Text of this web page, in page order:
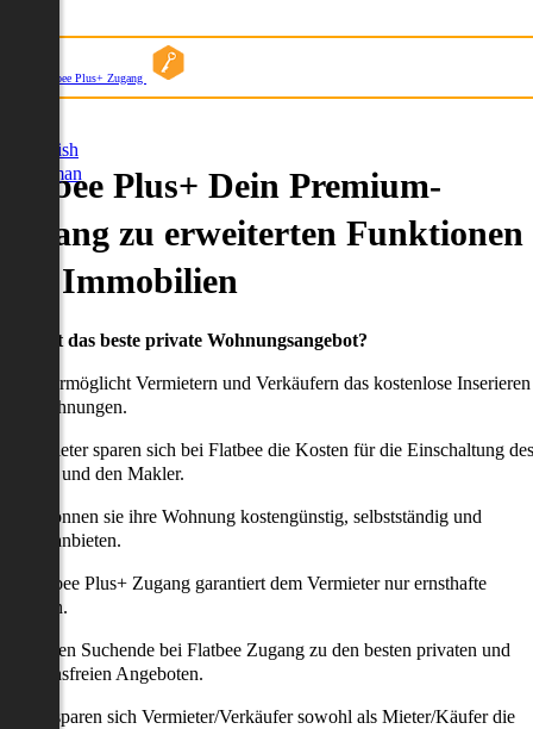
Flatbee Plus+ Zugang
English
German
Plus+ Dein Premium-
zu erweiterten Funktionen
Immobilien
willst das beste private Wohnungsangebot?
ermöglicht Vermietern und Verkäufern das kostenlose Inserieren
Wohnungen.
Anbieter sparen sich bei Flatbee die Kosten für die Einschaltung des
und den Makler.
können sie ihre Wohnung kostengünstig, selbstständig und
anbieten.
Flatbee Plus+ Zugang garantiert dem Vermieter nur ernsthafte
erhalten Suchende bei Flatbee Zugang zu den besten privaten und
Angeboten.
uns sparen sich Vermieter/Verkäufer sowohl als Mieter/Käufer die